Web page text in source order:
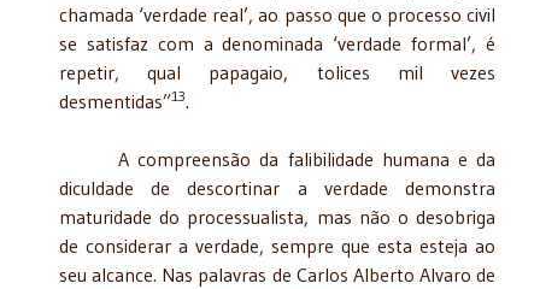
chamada ‘verdade real’, ao passo que o processo civil
se satisfaz com a denominada ‘verdade formal’, é
repetir, qual papagaio, tolices mil vezes
desmentidas”13.
A compreensão da falibilidade humana e da
diculdade de descortinar a verdade demonstra
maturidade do processualista, mas não o desobriga
de considerar a verdade, sempre que esta esteja ao
seu alcance. Nas palavras de Carlos Alberto Alvaro de